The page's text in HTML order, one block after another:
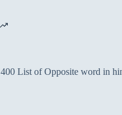
400 List of Opposite word in